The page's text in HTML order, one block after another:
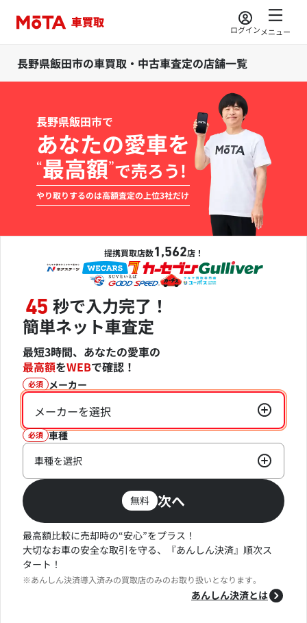
ログインメニュー
長野県飯田市の車買取・中古車査定の店舗一覧
長野県飯田市で
あなたの愛車を
“最高額”で売ろう!
やり取りするのは高額査定の上位3社だけ
提携買取店数1,562店！
45 秒で入力完了！
簡単ネット車査定
最短3時間、あなたの愛車の
最高額をWEBで確認！
必須 メーカー
メーカーを選択
必須 車種
車種を選択
無料 次へ
最高額比較に売却時の“安心”をプラス！
大切なお車の安全な取引を守る、『あんしん決済』順次ス
タート！
※あんしん決済導入済みの買取店のみのお取り扱いとなります。
あんしん決済とは